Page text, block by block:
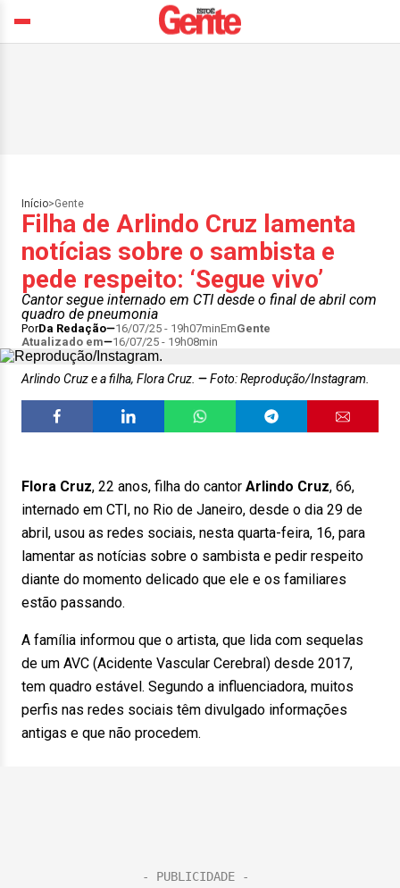
Início>Gente
Filha de Arlindo Cruz lamenta
notícias sobre o sambista e
pede respeito: ‘Segue vivo’
Cantor segue internado em CTI desde o final de abril com
quadro de pneumonia
PorDa Redação 16/07/25 - 19h07minEmGente
Atualizado em
16/07/25 - 19h08min
Arlindo Cruz e a filha, Flora Cruz. Foto: Reprodução/Instagram.
Flora Cruz, 22 anos, filha do cantor Arlindo Cruz, 66,
internado em CTI, no Rio de Janeiro, desde o dia 29 de
abril, usou as redes sociais, nesta quarta-feira, 16, para
lamentar as notícias sobre o sambista e pedir respeito
diante do momento delicado que ele e os familiares
estão passando.
A família informou que o artista, que lida com sequelas
de um AVC (Acidente Vascular Cerebral) desde 2017,
tem quadro estável. Segundo a influenciadora, muitos
perfis nas redes sociais têm divulgado informações
antigas e que não procedem.